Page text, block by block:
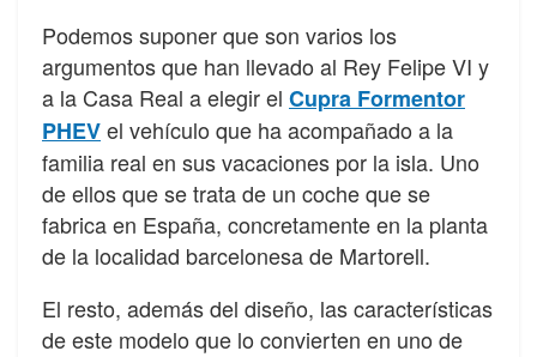
Podemos suponer que son varios los
argumentos que han llevado al Rey Felipe VI y
a la Casa Real a elegir el Cupra Formentor
PHEVel vehículo que ha acompañado a la
familia real en sus vacaciones por la isla. Uno
de ellos que se trata de un coche que se
fabrica en España, concretamente en la planta
de la localidad barcelonesa de Martorell.
El resto, además del diseño, las características
de este modelo que lo convierten en uno de